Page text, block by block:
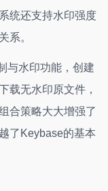
统还支持水印强度
系。
与水印功能，创建
载无水印原文件，
合策略大大增强了
了Keybase的基本